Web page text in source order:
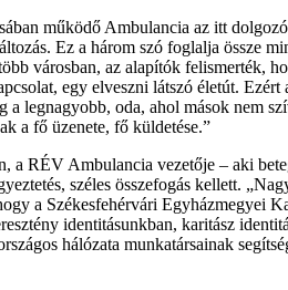
működő Ambulancia az itt
Ez a három szó foglalja össze
városban, az alapítók felismerték,
egy elveszni látszó életút.
legnagyobb, oda, ahol mások nem
a fő üzenete, fő küldetése.”
RÉV Ambulancia vezetője – aki
széles összefogás kellett.
a Székesfehérvári Egyházmegyei
identitásunkban, karitász
hálózata munkatársainak